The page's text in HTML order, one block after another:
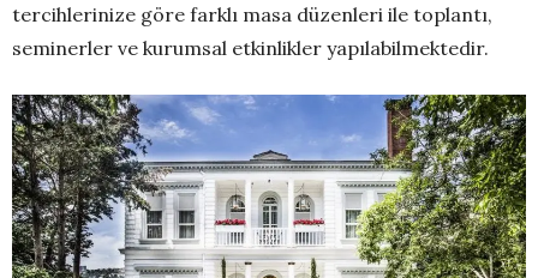
tercihlerinize göre farklı masa düzenleri ile toplantı,
seminerler ve kurumsal etkinlikler yapılabilmektedir.